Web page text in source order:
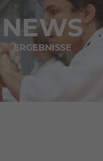
NEWS
ERGEBNISSE